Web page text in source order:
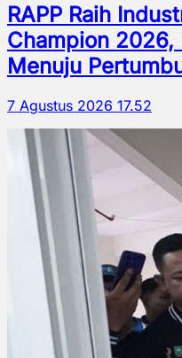
RAPP Raih
Champion 2026,
Menuju
7 Agustus 2026 17.52